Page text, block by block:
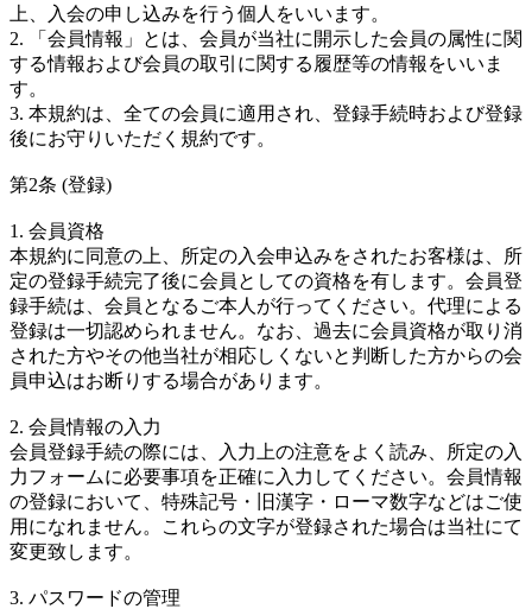
上、入会の申し込みを行う個人をいいます。
2. 「会員情報」とは、会員が当社に開示した会員の属性に関
する情報および会員の取引に関する履歴等の情報をいいま
す。
3. 本規約は、全ての会員に適用され、登録手続時および登録
後にお守りいただく規約です。
第2条 (登録)
1. 会員資格
本規約に同意の上、所定の入会申込みをされたお客様は、所
定の登録手続完了後に会員としての資格を有します。会員登
録手続は、会員となるご本人が行ってください。代理による
登録は一切認められません。なお、過去に会員資格が取り消
された方やその他当社が相応しくないと判断した方からの会
員申込はお断りする場合があります。
2. 会員情報の入力
会員登録手続の際には、入力上の注意をよく読み、所定の入
力フォームに必要事項を正確に入力してください。会員情報
の登録において、特殊記号・旧漢字・ローマ数字などはご使
用になれません。これらの文字が登録された場合は当社にて
変更致します。
3. パスワードの管理